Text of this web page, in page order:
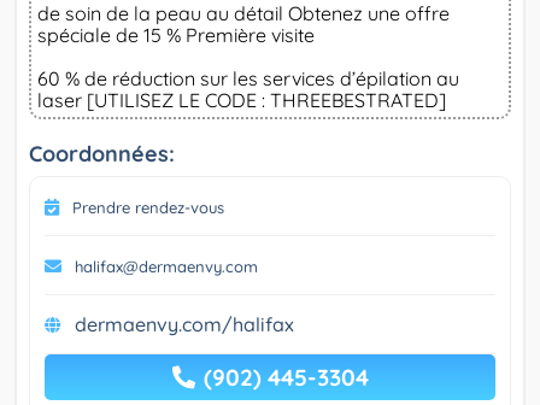
de soin de la peau au détail Obtenez une offre
spéciale de 15 % Première visite
60 % de réduction sur les services d’épilation au
laser [UTILISEZ LE CODE : THREEBESTRATED]
Coordonnées:
Prendre rendez-vous
halifax@dermaenvy.com
dermaenvy.com/halifax
(902) 445-3304